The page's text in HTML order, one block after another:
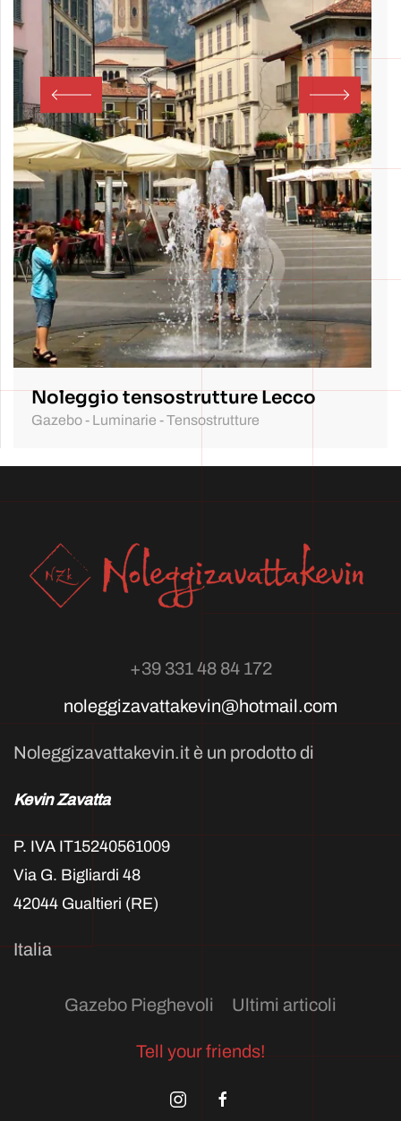
Noleggio tensostrutture Lecco
Gazebo - Luminarie - Tensostrutture
+39 331 48 84 172
noleggizavattakevin@hotmail.com
Noleggizavattakevin.it è un prodotto di
Kevin Zavatta
P. IVA IT15240561009
Via G. Bigliardi 48
42044 Gualtieri (RE)
Italia
Gazebo Pieghevoli Ultimi articoli
Tell your friends!